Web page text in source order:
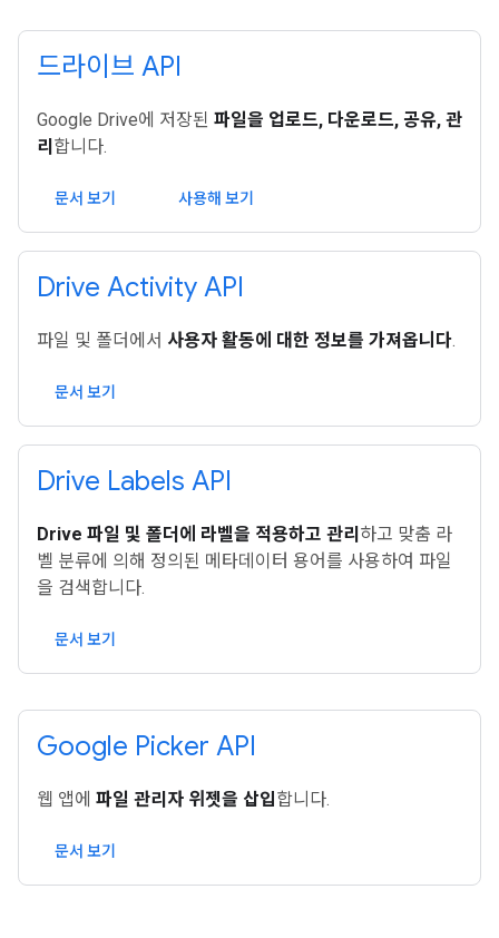
드라이브 API
Google Drive에 저장된 파일을 업로드, 다운로드, 공유, 관
리 합니다.
문서 보기 사용해 보기
Drive Activity API
파일 및 폴더에서 사용자 활동에 대한 정보를 가져옵니다.
문서 보기
Drive Labels API
Drive 파일 및 폴더에 라벨을 적용하고 관리 하고 맞춤 라
벨 분류에 의해 정의된 메타데이터 용어를 사용하여 파일
을 검색합니다.
문서 보기
Google Picker API
웹 앱에 파일 관리자 위젯을 삽입 합니다.
문서 보기